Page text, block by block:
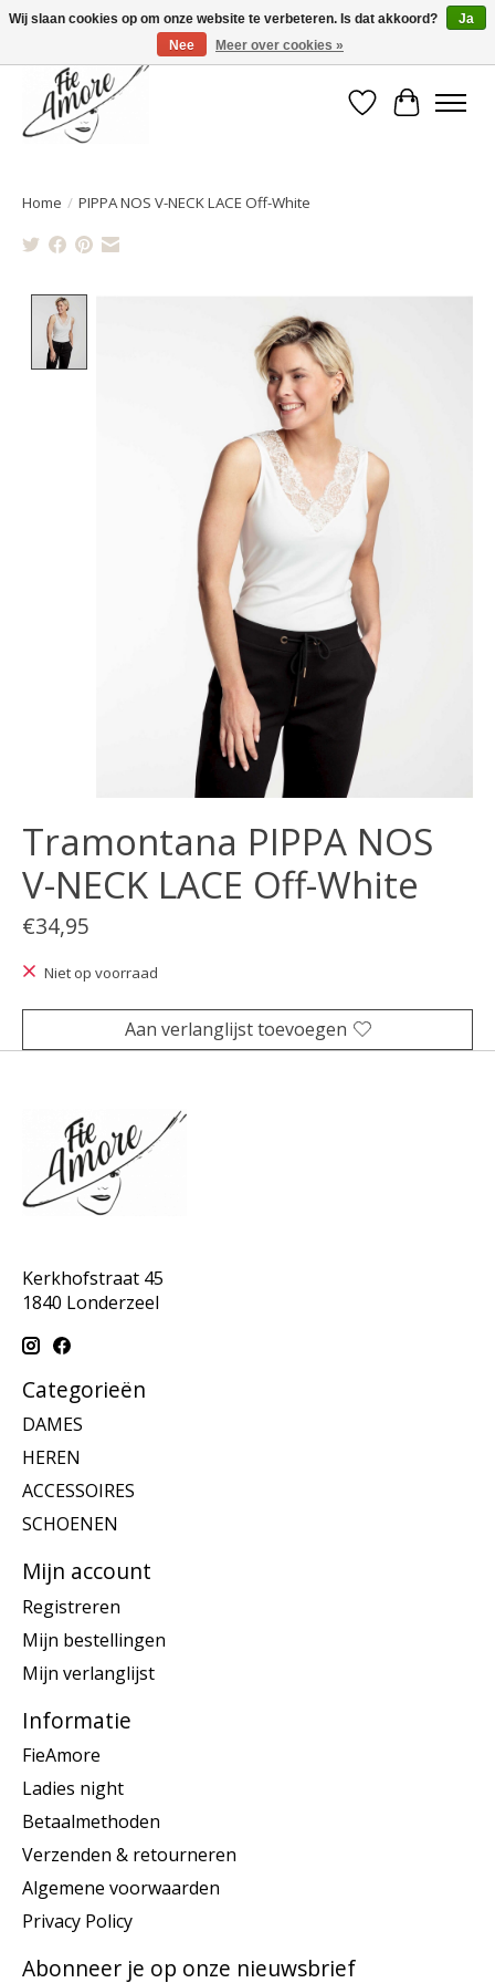
Verlanglijst
Home / PIPPA NOS V-NECK LACE Off-White
Tramontana PIPPA NOS
V-NECK LACE Off-White
€34,95
Niet op voorraad
Aan verlanglijst toevoegen
Kerkhofstraat 45
1840 Londerzeel
Categorieën
DAMES
HEREN
ACCESSOIRES
SCHOENEN
Mijn account
Registreren
Mijn bestellingen
Mijn verlanglijst
Informatie
FieAmore
Ladies night
Betaalmethoden
Verzenden & retourneren
Algemene voorwaarden
Privacy Policy
Abonneer je op onze nieuwsbrief
Wij slaan cookies op om onze website te verbeteren. Is dat akkoord?
Ja
Nee
Meer over cookies »